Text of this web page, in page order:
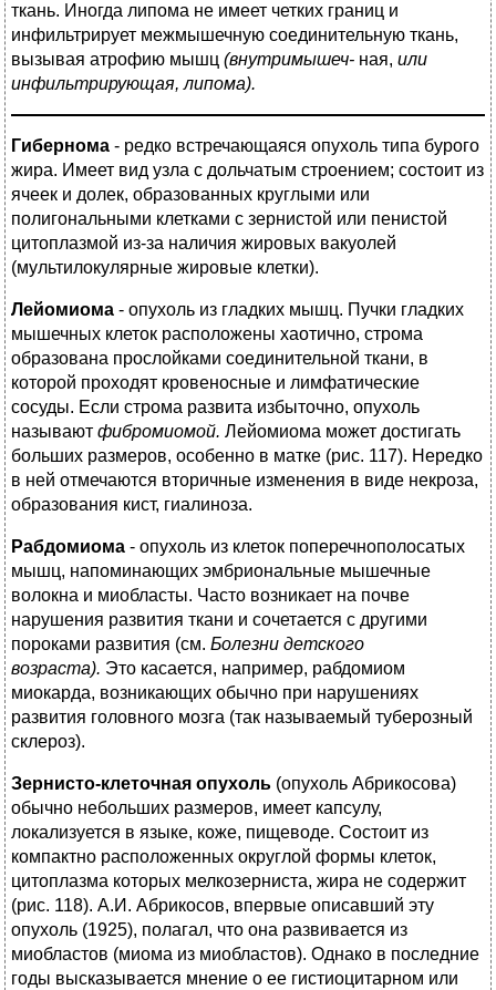
ткань. Иногда липома не имеет четких границ и
инфильтрирует межмышечную соединительную ткань,
вызывая атрофию мышц (внутримышеч- ная, или
инфильтрирующая, липома).
Гибернома - редко встречающаяся опухоль типа бурого
жира. Имеет вид узла с дольчатым строением; состоит из
ячеек и долек, образованных круглыми или
полигональными клетками с зернистой или пенистой
цитоплазмой из-за наличия жировых вакуолей
(мультилокулярные жировые клетки).
Лейомиома - опухоль из гладких мышц. Пучки гладких
мышечных клеток расположены хаотично, строма
образована прослойками соединительной ткани, в
которой проходят кровеносные и лимфатические
сосуды. Если строма развита избыточно, опухоль
называют фибромиомой. Лейомиома может достигать
больших размеров, особенно в матке (рис. 117). Нередко
в ней отмечаются вторичные изменения в виде некроза,
образования кист, гиалиноза.
Рабдомиома - опухоль из клеток поперечнополосатых
мышц, напоминающих эмбриональные мышечные
волокна и миобласты. Часто возникает на почве
нарушения развития ткани и сочетается с другими
пороками развития (см. Болезни детского
возраста). Это касается, например, рабдомиом
миокарда, возникающих обычно при нарушениях
развития головного мозга (так называемый туберозный
склероз).
Зернисто-клеточная опухоль (опухоль Абрикосова)
обычно небольших размеров, имеет капсулу,
локализуется в языке, коже, пищеводе. Состоит из
компактно расположенных округлой формы клеток,
цитоплазма которых мелкозерниста, жира не содержит
(рис. 118). А.И. Абрикосов, впервые описавший эту
опухоль (1925), полагал, что она развивается из
миобластов (миома из миобластов). Однако в последние
годы высказывается мнение о ее гистиоцитарном или